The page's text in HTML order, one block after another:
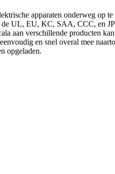
apparaten onderweg op te
UL, EU, KC, SAA, CCC, en
aan verschillende producten
en snel overal mee
opgeladen.